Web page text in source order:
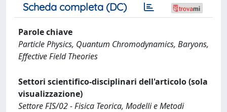
Scheda completa (DC)
Parole chiave
Particle Physics, Quantum Chromodynamics, Baryons,
Effective Field Theories
Settori scientifico-disciplinari dell'articolo (sola
visualizzazione)
Settore FIS/02 - Fisica Teorica, Modelli e Metodi